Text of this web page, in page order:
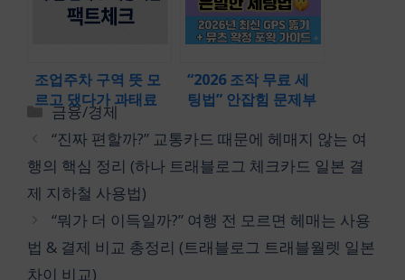
조업주차 구역 뜻 모
르고 댔다가 과태료
폭탄? 주말 단속 여부
와 허용시간, 벌금 기
준 팩트체크
“2026 조작 무료 세
팅법” 안잡힘 문제부
츠 얻는법과 티어표
이브이 진화까지 1티
어 총정리! (아이폰
략 포켓몬GO GPS)
카
테
리
금융/경제
“진짜 편할까?” 교통카드 때문에 헤매지 않는 여
행의 핵심 정리 (하나 트래블로그 체크카드 일본 결
제 지하철 사용법)
“뭐가 더 이득일까?” 여행 전 모르면 헤매는 사용
법 & 결제 비교 총정리 (트래블로그 트래블월렛 일본
차이 비교)